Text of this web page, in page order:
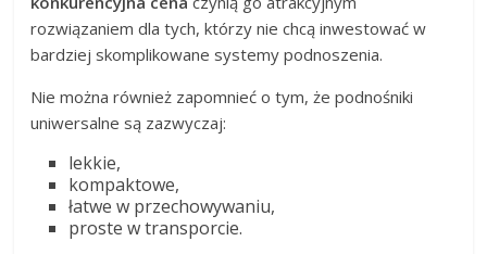
rozwiązaniem dla tych, którzy nie chcą inwestować w
bardziej skomplikowane systemy podnoszenia.
Nie można również zapomnieć o tym, że podnośniki
uniwersalne są zazwyczaj:
lekkie,
kompaktowe,
łatwe w przechowywaniu,
proste w transporcie.